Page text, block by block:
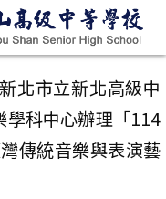
新北市立新北高級中
學科中心辦理「114
傳統音樂與表演藝